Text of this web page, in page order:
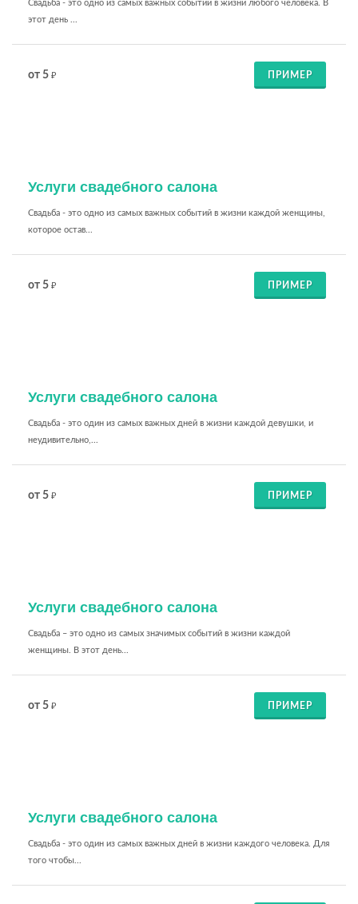
Свадьба - это одно из самых важных событий в жизни любого человека. В
этот день ...
от 5 ₽ ПРИМЕР
Услуги свадебного салона
Свадьба - это одно из самых важных событий в жизни каждой женщины,
которое остав...
от 5 ₽ ПРИМЕР
Услуги свадебного салона
Свадьба - это один из самых важных дней в жизни каждой девушки, и
неудивительно,...
от 5 ₽ ПРИМЕР
Услуги свадебного салона
Свадьба – это одно из самых значимых событий в жизни каждой
женщины. В этот день...
от 5 ₽ ПРИМЕР
Услуги свадебного салона
Свадьба - это один из самых важных дней в жизни каждого человека. Для
того чтобы...